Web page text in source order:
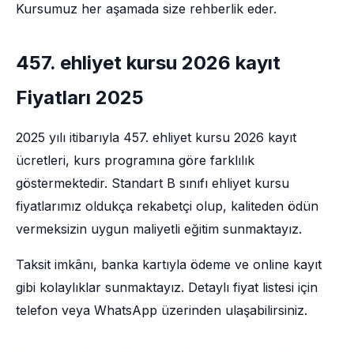
Kursumuz her aşamada size rehberlik eder.
457. ehliyet kursu 2026 kayıt
Fiyatları 2025
2025 yılı itibarıyla 457. ehliyet kursu 2026 kayıt
ücretleri, kurs programına göre farklılık
göstermektedir. Standart B sınıfı ehliyet kursu
fiyatlarımız oldukça rekabetçi olup, kaliteden ödün
vermeksizin uygun maliyetli eğitim sunmaktayız.
Taksit imkânı, banka kartıyla ödeme ve online kayıt
gibi kolaylıklar sunmaktayız. Detaylı fiyat listesi için
telefon veya WhatsApp üzerinden ulaşabilirsiniz.